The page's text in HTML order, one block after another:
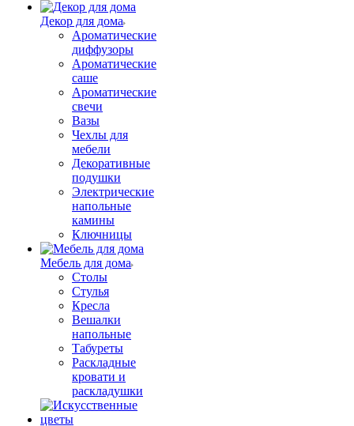
Декор для дома
Ароматические
диффузоры
Ароматические
саше
Ароматические
свечи
Вазы
Чехлы для
мебели
Декоративные
подушки
Электрические
напольные
камины
Ключницы
Мебель для дома
Столы
Стулья
Кресла
Вешалки
напольные
Табуреты
Раскладные
кровати и
раскладушки